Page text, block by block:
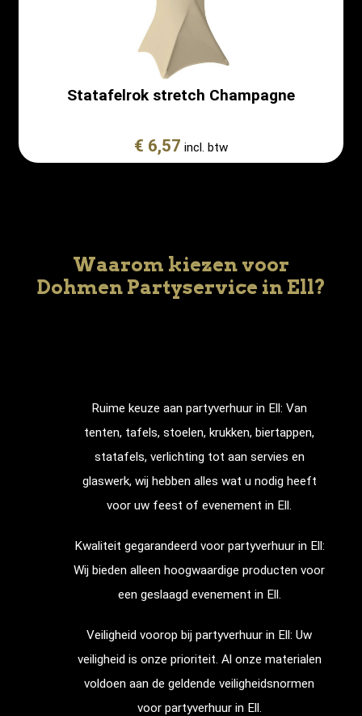
Statafelrok stretch Champagne
€ 6,57 incl. btw
Waarom kiezen voor
Dohmen Partyservice in Ell?
Ruime keuze aan partyverhuur in Ell: Van
tenten, tafels, stoelen, krukken, biertappen,
statafels, verlichting tot aan servies en
glaswerk, wij hebben alles wat u nodig heeft
voor uw feest of evenement in Ell.
Kwaliteit gegarandeerd voor partyverhuur in Ell:
Wij bieden alleen hoogwaardige producten voor
een geslaagd evenement in Ell.
Veiligheid voorop bij partyverhuur in Ell: Uw
veiligheid is onze prioriteit. Al onze materialen
voldoen aan de geldende veiligheidsnormen
voor partyverhuur in Ell.